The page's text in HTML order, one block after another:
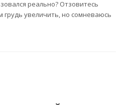
реально? Отзовитесь
увеличить, но сомневаюсь